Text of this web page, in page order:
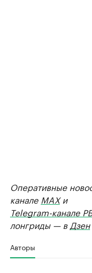
Оперативные
канале MAXи
Telegram-канале
лонгриды — в Дзен
Авторы